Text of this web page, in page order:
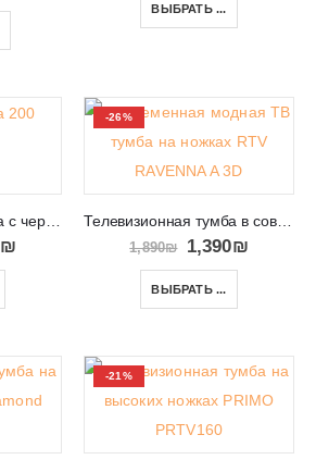
ВЫБРАТЬ ...
Телевизионная тумба с черными ножками RTV Nuka 200
₪
-26%
Телевизионная тумба в современном дизайне RTV RAVENNA A 3D
1,890₪ 1,390₪
ВЫБРАТЬ ...
-21%